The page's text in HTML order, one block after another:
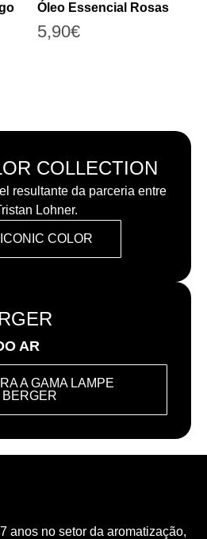
Óleo Essencial Rosas
5,90€
COLLECTION
resultante da parceria entre
Lohner.
COLOR
AR
A GAMA LAMPE
BERGER
anos no setor da aromatização,